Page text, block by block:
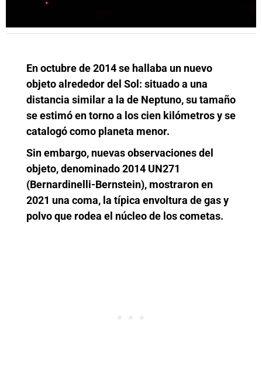
En octubre de 2014 se hallaba un nuevo
objeto alrededor del Sol: situado a una
distancia similar a la de Neptuno, su tamaño
se estimó en torno a los cien kilómetros y se
catalogó como planeta menor.
Sin embargo, nuevas observaciones del
objeto, denominado 2014 UN271
(Bernardinelli-Bernstein), mostraron en
2021 una coma, la típica envoltura de gas y
polvo que rodea el núcleo de los cometas.